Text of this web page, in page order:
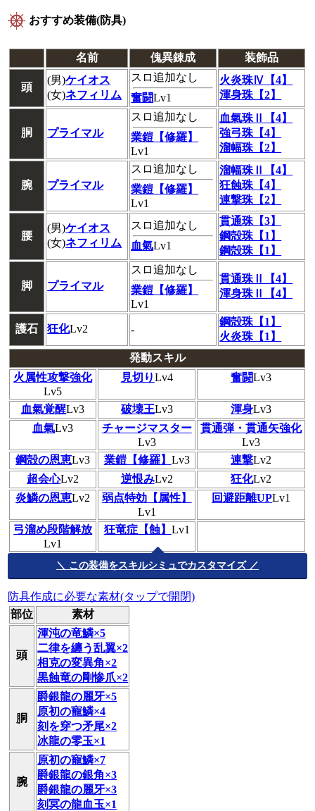
おすすめ装備(防具)
名前 傀異錬成 装飾品
頭
(男)ケイオス
(女)ネフィリム
スロ追加なし
奮闘Lv1
火炎珠Ⅳ【4】
渾身珠【2】
胴 プライマル
スロ追加なし
業鎧【修羅】
Lv1
血氣珠Ⅱ【4】
強弓珠【4】
溜幅珠【2】
腕 プライマル
スロ追加なし
業鎧【修羅】
Lv1
溜幅珠Ⅱ【4】
狂蝕珠【4】
連撃珠【2】
腰
(男)ケイオス
(女)ネフィリム
スロ追加なし
血氣Lv1
貫通珠【3】
鋼殻珠【1】
鋼殻珠【1】
脚 プライマル
スロ追加なし
業鎧【修羅】
Lv1
貫通珠Ⅱ【4】
渾身珠Ⅱ【4】
護石 狂化Lv2 -
鋼殻珠【1】
火炎珠【1】
発動スキル
火属性攻撃強化
Lv5
見切りLv4 奮闘Lv3
血氣覚醒Lv3 破壊王Lv3 渾身Lv3
血氣Lv3
チャージマスター
Lv3
貫通弾・貫通矢強化
Lv3
鋼殻の恩恵Lv3 業鎧【修羅】 Lv3 連撃Lv2
超会心Lv2 逆恨みLv2 狂化Lv2
炎鱗の恩恵Lv2
弱点特効【属性】
Lv1
回避距離UPLv1
弓溜め段階解放
Lv1
狂竜症【蝕】 Lv1
＼ この装備をスキルシミュでカスタマイズ ／
防具作成に必要な素材(タップで開閉)
部位
素材
頭
渾沌の竜鱗×5
二律を纏う乱翼×2
相克の変異角×2
黒蝕竜の剛惨爪×2
胴
爵銀龍の麗牙×5
原初の寵鱗×4
刻を穿つ矛尾×2
冰龍の零玉×1
腕
原初の寵鱗×7
爵銀龍の銀角×3
爵銀龍の麗牙×3
刻冥の龍血玉×1